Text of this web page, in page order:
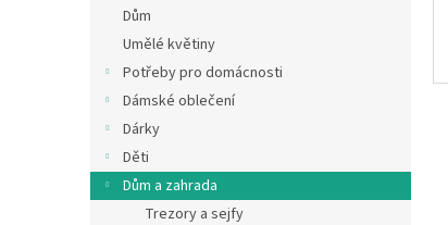
Dům
Umělé květiny
Potřeby pro domácnosti
Dámské oblečení
Dárky
Děti
Dům a zahrada
Trezory a sejfy